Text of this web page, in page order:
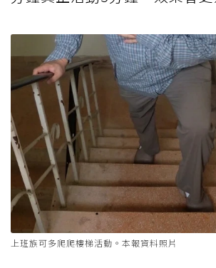
上班族可多爬爬樓梯活動。本報資料照片